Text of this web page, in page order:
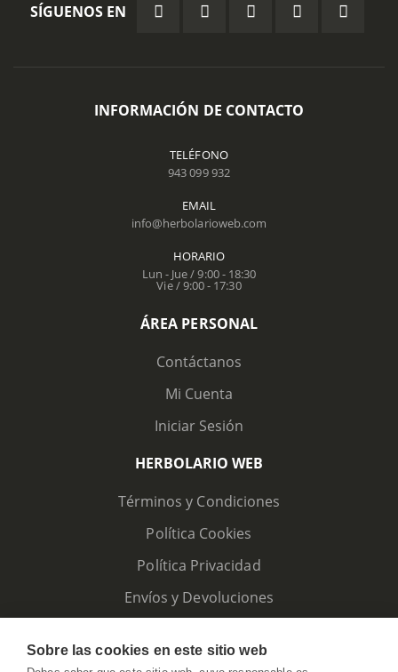
SÍGUENOS EN
INFORMACIÓN DE CONTACTO
TELÉFONO
943 099 932
EMAIL
info@herbolarioweb.com
HORARIO
Lun - Jue / 9:00 - 18:30
Vie / 9:00 - 17:30
ÁREA PERSONAL
Contáctanos
Mi Cuenta
Iniciar Sesión
HERBOLARIO WEB
Términos y Condiciones
Política Cookies
Política Privacidad
Envíos y Devoluciones
Sobre las cookies en este sitio web